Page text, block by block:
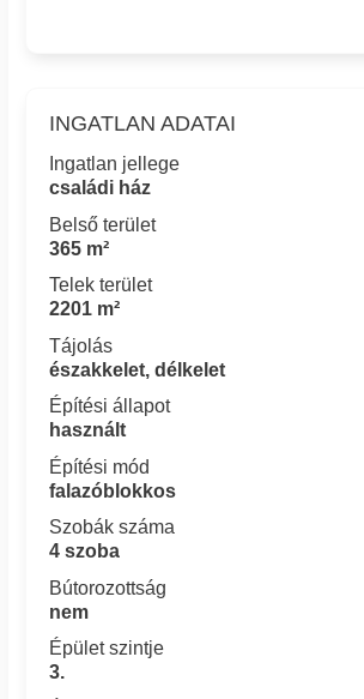
INGATLAN ADATAI
Ingatlan jellege
családi ház
Belső terület
365 m²
Telek terület
2201 m²
Tájolás
északkelet, délkelet
Építési állapot
használt
Építési mód
falazóblokkos
Szobák száma
4 szoba
Bútorozottság
nem
Épület szintje
3.